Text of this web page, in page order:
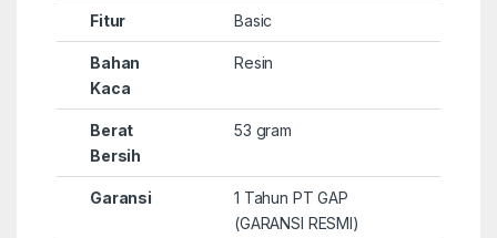
Fitur Basic
Bahan
Kaca
Resin
Berat
Bersih
53 gram
Garansi
1 Tahun PT GAP
(GARANSI RESMI)